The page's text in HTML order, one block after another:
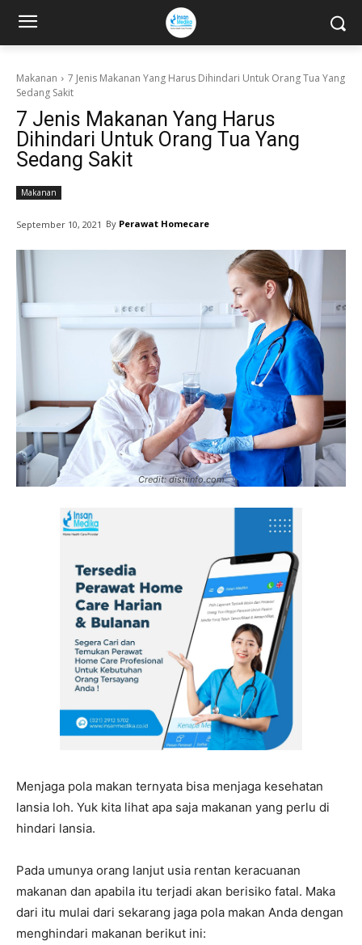
Makanan
7 Jenis Makanan Yang Harus Dihindari Untuk Orang Tua Yang
Sedang Sakit
7 Jenis Makanan Yang Harus
Dihindari Untuk Orang Tua Yang
Sedang Sakit
Makanan
September 10, 2021 By Perawat Homecare
Credit: distiinfo.com
Menjaga pola makan ternyata bisa menjaga kesehatan
lansia loh. Yuk kita lihat apa saja makanan yang perlu di
hindari lansia.
Pada umunya orang lanjut usia rentan keracuanan
makanan dan apabila itu terjadi akan berisiko fatal. Maka
dari itu mulai dari sekarang jaga pola makan Anda dengan
menghindari makanan berikut ini: